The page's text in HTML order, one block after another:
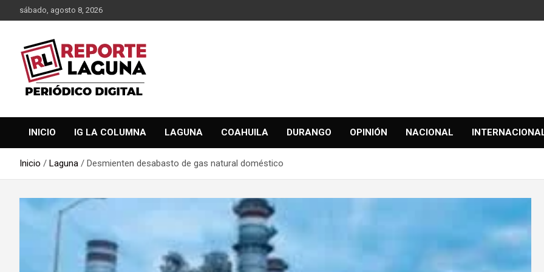
al
sábado, agosto 8, 2026
Reporte Laguna
INICIO IG LA COLUMNA LAGUNA COAHUILA DURANGO OPINIÓN NACIONAL
Inicio Laguna Desmienten desabasto de gas natural doméstico